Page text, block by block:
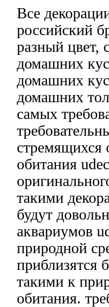
Все
российский
разный цвет,
домашних
домашних
домашних
самых
стремящихся
обитания
такими
будут
аквариумов
природной
приблизятся
такими к
обитания.